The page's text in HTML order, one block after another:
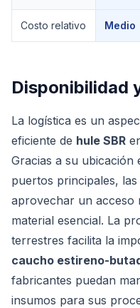
Costo relativo Medio
Disponibilidad
La logística es un
eficiente de hule SBR
Gracias a su ubicación
puertos principales,
aprovechar un acceso
material esencial. La
terrestres facilita la
caucho estireno-
fabricantes puedan
insumos para sus